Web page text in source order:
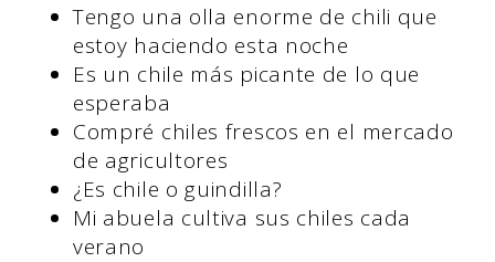
Tengo una olla enorme de chili que
estoy haciendo esta noche
Es un chile más picante de lo que
esperaba
Compré chiles frescos en el mercado
de agricultores
¿Es chile o guindilla?
Mi abuela cultiva sus chiles cada
verano